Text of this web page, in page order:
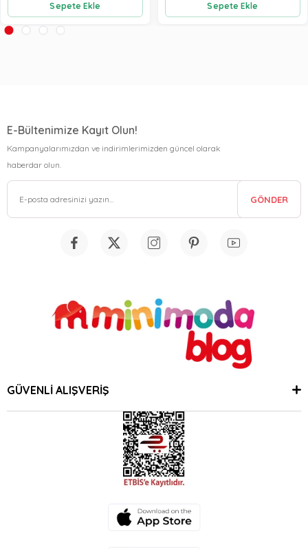
Sepete Ekle Sepete Ekle
E-Bültenimize Kayıt Olun!
Kampanyalarımızdan ve indirimlerimizden güncel olarak
haberdar olun.
GÖNDER
GÜVENLİ ALIŞVERİŞ